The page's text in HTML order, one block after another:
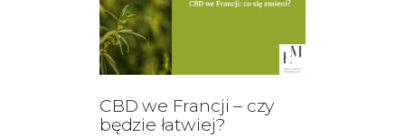
CBD we Francji – czy
będzie łatwiej?